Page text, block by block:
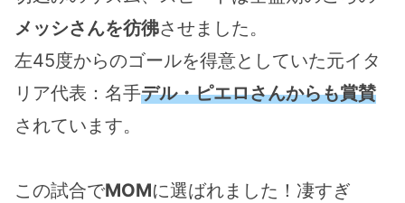
メッシさんを彷彿させました。
左45度からのゴールを得意としていた元イタ
リア代表：名手デル・ピエロさんからも賞賛
されています。
この試合でMOMに選ばれました！凄すぎ